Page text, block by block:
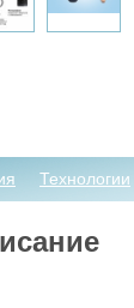
Технологии